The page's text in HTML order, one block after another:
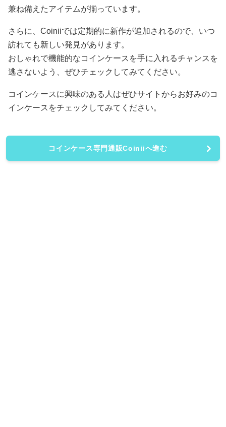
兼ね備えたアイテムが揃っています。
さらに、Coiniiでは定期的に新作が追加されるので、いつ
訪れても新しい発見があります。
おしゃれで機能的なコインケースを手に入れるチャンスを
逃さないよう、ぜひチェックしてみてください。
コインケースに興味のある人はぜひサイトからお好みのコ
インケースをチェックしてみてください。
コインケース専門通販Coiniiへ進む